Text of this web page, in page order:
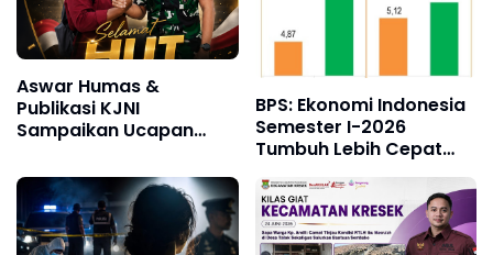
Aswar Humas &
Publikasi KJNI
Sampaikan Ucapan
kepada Komandan
Denpom XIV/4
Makassar
BPS: Ekonomi Indonesia
Semester I-2026
Tumbuh Lebih Cepat
dari Tahun 2025